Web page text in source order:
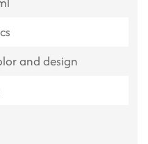
and design